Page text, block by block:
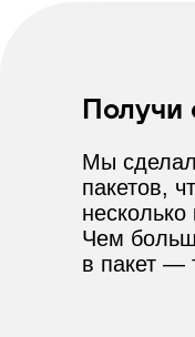
Получи
Мы
пакетов,
несколько
Чем
в пакет —